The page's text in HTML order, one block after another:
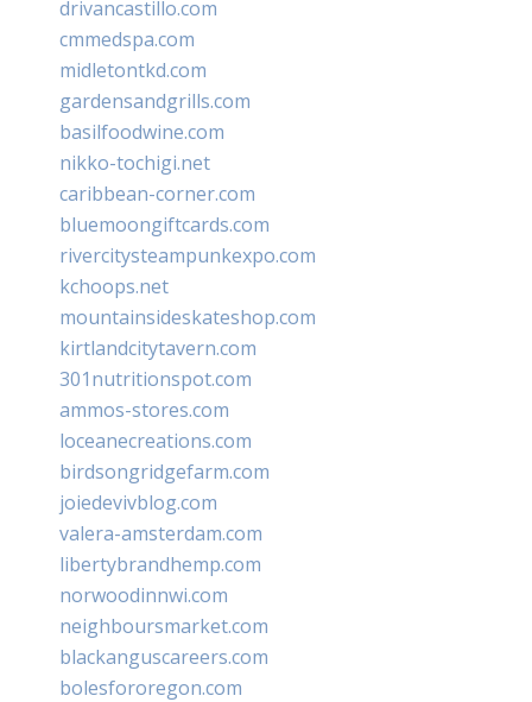
drivancastillo.com
cmmedspa.com
midletontkd.com
gardensandgrills.com
basilfoodwine.com
nikko-tochigi.net
caribbean-corner.com
bluemoongiftcards.com
rivercitysteampunkexpo.com
kchoops.net
mountainsideskateshop.com
kirtlandcitytavern.com
301nutritionspot.com
ammos-stores.com
loceanecreations.com
birdsongridgefarm.com
joiedevivblog.com
valera-amsterdam.com
libertybrandhemp.com
norwoodinnwi.com
neighboursmarket.com
blackanguscareers.com
bolesfororegon.com